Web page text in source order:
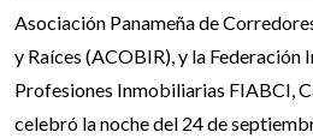
Asociación Panameña de
y Raíces (ACOBIR), y la Federación
Profesiones Inmobiliarias FIABCI,
celebró la noche del 24 de